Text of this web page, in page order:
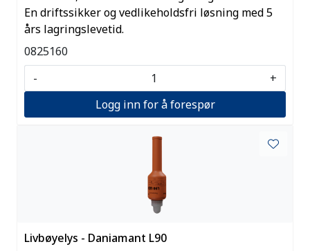
En driftssikker og vedlikeholdsfri løsning med 5
års lagringslevetid.
0825160
-
+
Logg inn for å forespør
Livbøyelys - Daniamant L90